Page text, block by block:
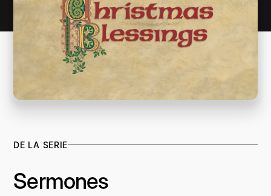
DE LA SERIE
Sermones